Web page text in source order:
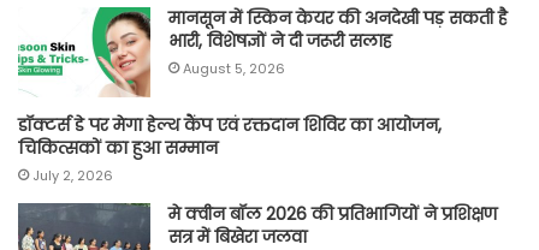
मानसून में स्किन केयर की अनदेखी पड़ सकती है
भारी, विशेषज्ञों ने दी जरूरी सलाह
August 5, 2026
डॉक्टर्स डे पर मेगा हेल्थ कैंप एवं रक्तदान शिविर का आयोजन,
चिकित्सकों का हुआ सम्मान
July 2, 2026
मे क्वीन बॉल 2026 की प्रतिभागियों ने प्रशिक्षण
सत्र में बिखेरा जलवा